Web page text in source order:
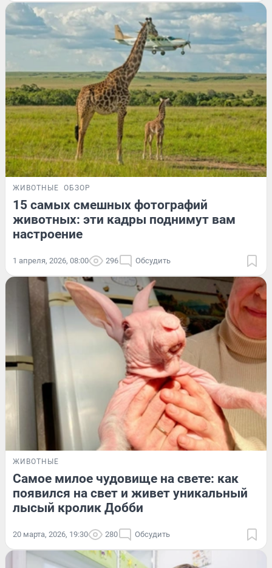
ЖИВОТНЫЕ ОБЗОР
15 самых смешных фотографий
животных: эти кадры поднимут вам
настроение
1 апреля, 2026, 08:00 296 Обсудить
ЖИВОТНЫЕ
Самое милое чудовище на свете: как
появился на свет и живет уникальный
лысый кролик Добби
20 марта, 2026, 19:30 280 Обсудить